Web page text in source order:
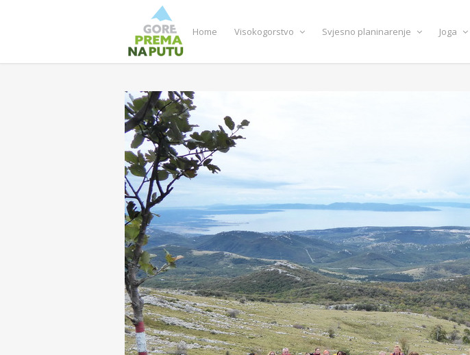
Home Visokogorstvo Svjesno planinarenje Joga